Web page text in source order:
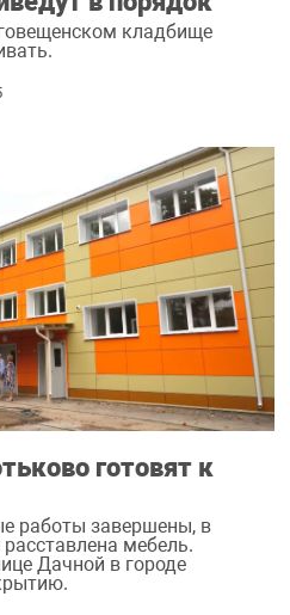
кладбище
готовят к
работы завершены, в
мебель.
Дачной в городе